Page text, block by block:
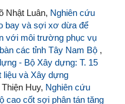
Nhật Luân, Nghiên cứu
bay và sợi xơ dừa để
với môi trường phục vụ
các tỉnh Tây Nam Bộ ,
- Bộ Xây dựng: T. 15
liệu và Xây dựng
Huy, Nghiên cứu
cao cốt sợi phân tán tăng